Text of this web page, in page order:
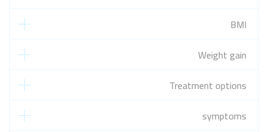
BMI
Weight gain
Treatment options
symptoms